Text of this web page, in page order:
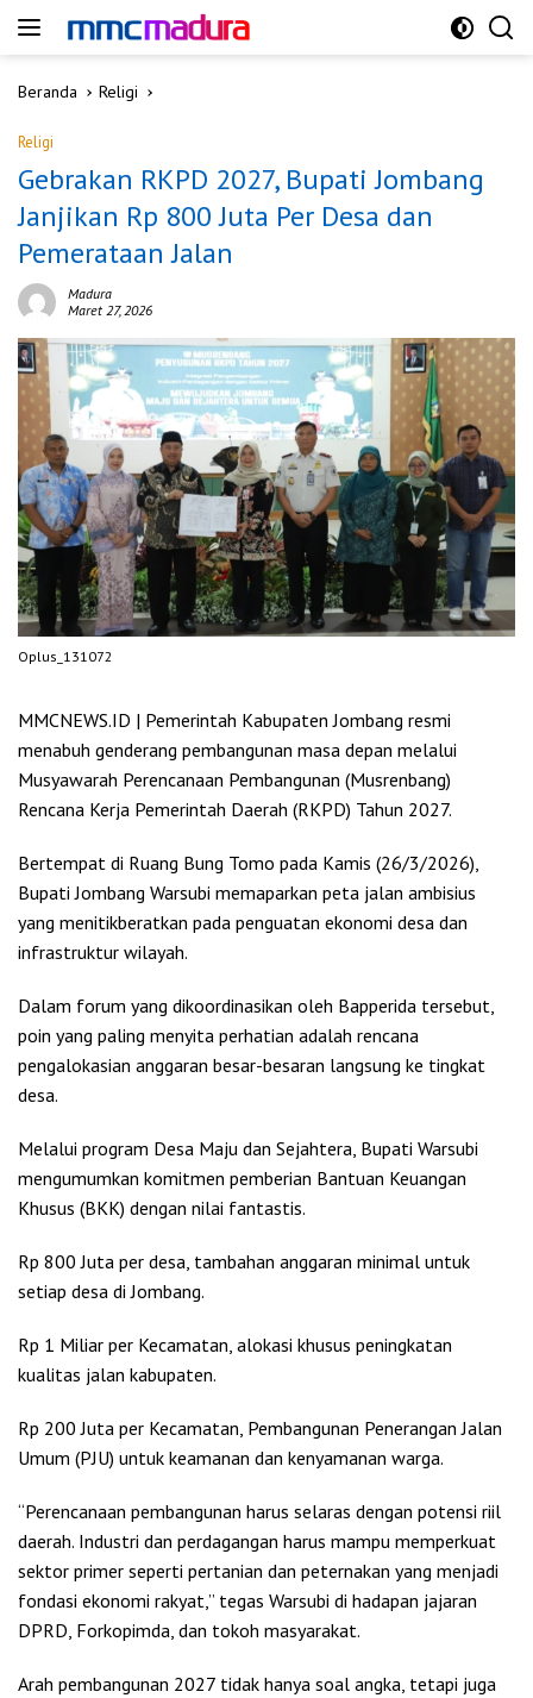
Beranda
Religi
Religi
Gebrakan RKPD 2027, Bupati Jombang
Janjikan Rp 800 Juta Per Desa dan
Pemerataan Jalan
Madura
Maret 27, 2026
Oplus_131072
MMCNEWS.ID | Pemerintah Kabupaten Jombang resmi
menabuh genderang pembangunan masa depan melalui
Musyawarah Perencanaan Pembangunan (Musrenbang)
Rencana Kerja Pemerintah Daerah (RKPD) Tahun 2027.
Bertempat di Ruang Bung Tomo pada Kamis (26/3/2026),
Bupati Jombang Warsubi memaparkan peta jalan ambisius
yang menitikberatkan pada penguatan ekonomi desa dan
infrastruktur wilayah.
Dalam forum yang dikoordinasikan oleh Bapperida tersebut,
poin yang paling menyita perhatian adalah rencana
pengalokasian anggaran besar-besaran langsung ke tingkat
desa.
Melalui program Desa Maju dan Sejahtera, Bupati Warsubi
mengumumkan komitmen pemberian Bantuan Keuangan
Khusus (BKK) dengan nilai fantastis.
Rp 800 Juta per desa, tambahan anggaran minimal untuk
setiap desa di Jombang.
Rp 1 Miliar per Kecamatan, alokasi khusus peningkatan
kualitas jalan kabupaten.
Rp 200 Juta per Kecamatan, Pembangunan Penerangan Jalan
Umum (PJU) untuk keamanan dan kenyamanan warga.
“Perencanaan pembangunan harus selaras dengan potensi riil
daerah. Industri dan perdagangan harus mampu memperkuat
sektor primer seperti pertanian dan peternakan yang menjadi
fondasi ekonomi rakyat,” tegas Warsubi di hadapan jajaran
DPRD, Forkopimda, dan tokoh masyarakat.
Arah pembangunan 2027 tidak hanya soal angka, tetapi juga